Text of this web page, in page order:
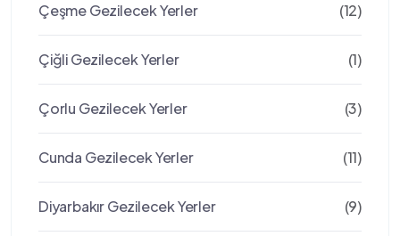
Çeşme Gezilecek Yerler (12)
Çiğli Gezilecek Yerler (1)
Çorlu Gezilecek Yerler (3)
Cunda Gezilecek Yerler (11)
Diyarbakır Gezilecek Yerler (9)